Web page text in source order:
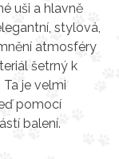
uši a hlavně
stylová,
atmosféry
šetrný k
je velmi
pomocí
balení.